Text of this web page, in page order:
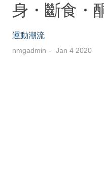
身・斷食・
運動潮流
nmgadmin Jan 4 2020